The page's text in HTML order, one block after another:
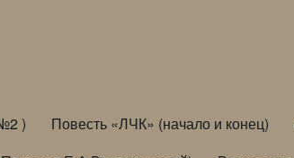
) Повесть «ЛЧК» (начало и конец)